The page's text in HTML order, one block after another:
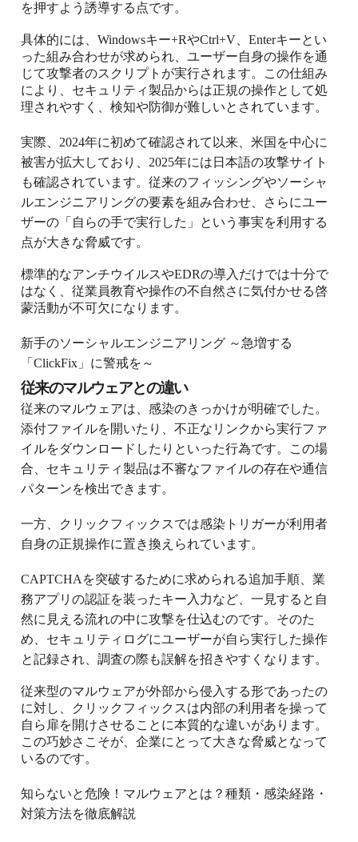
を押すよう誘導する点です。
具体的には、Windowsキー+RやCtrl+V、Enterキーとい
った組み合わせが求められ、ユーザー自身の操作を通
じて攻撃者のスクリプトが実行されます。この仕組み
により、セキュリティ製品からは正規の操作として処
理されやすく、検知や防御が難しいとされています。
実際、2024年に初めて確認されて以来、米国を中心に
被害が拡大しており、2025年には日本語の攻撃サイト
も確認されています。従来のフィッシングやソーシャ
ルエンジニアリングの要素を組み合わせ、さらにユー
ザーの「自らの手で実行した」という事実を利用する
点が大きな脅威です。
標準的なアンチウイルスやEDRの導入だけでは十分で
はなく、従業員教育や操作の不自然さに気付かせる啓
蒙活動が不可欠になります。
新手のソーシャルエンジニアリング ～急増する
「ClickFix」に警戒を～
従来のマルウェアとの違い
従来のマルウェアは、感染のきっかけが明確でした。
添付ファイルを開いたり、不正なリンクから実行ファ
イルをダウンロードしたりといった行為です。この場
合、セキュリティ製品は不審なファイルの存在や通信
パターンを検出できます。
一方、クリックフィックスでは感染トリガーが利用者
自身の正規操作に置き換えられています。
CAPTCHAを突破するために求められる追加手順、業
務アプリの認証を装ったキー入力など、一見すると自
然に見える流れの中に攻撃を仕込むのです。そのた
め、セキュリティログにユーザーが自ら実行した操作
と記録され、調査の際も誤解を招きやすくなります。
従来型のマルウェアが外部から侵入する形であったの
に対し、クリックフィックスは内部の利用者を操って
自ら扉を開けさせることに本質的な違いがあります。
この巧妙さこそが、企業にとって大きな脅威となって
いるのです。
知らないと危険！マルウェアとは？種類・感染経路・
対策方法を徹底解説